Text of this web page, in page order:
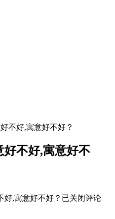
不好,寓意好不好？
好不好,寓意好不
好,寓意好不好？ 已关闭评论